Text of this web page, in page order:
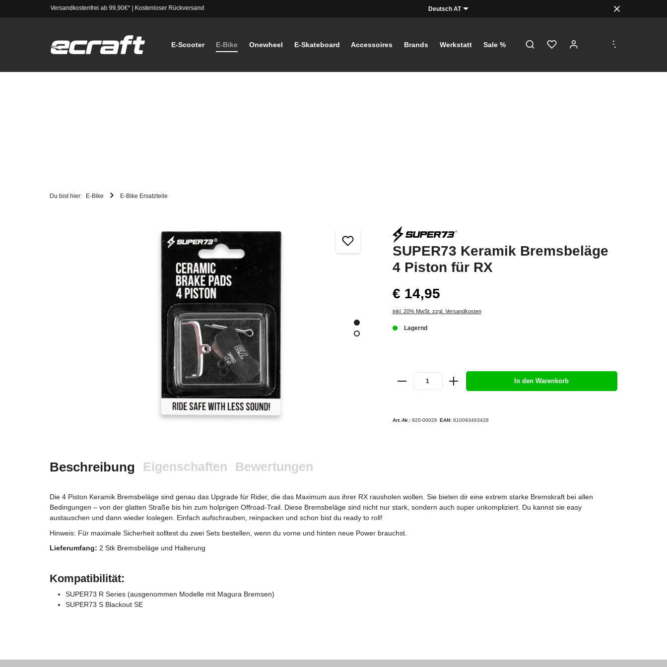
Versandkostenfrei ab 99,90€*| Kostenloser Rückversand Deutsch AT
E-Scooter E-Bike Onewheel E-Skateboard Accessoires Brands Werkstatt Sale %
...
Du bist hier: E-Bike E-Bike Ersatzteile
SUPER73 Keramik Bremsbeläge
4 Piston für RX
€ 14,95
inkl. 20% MwSt. zzgl. Versandkosten
Lagernd
In den Warenkorb
Art.-Nr.: 920-00026 EAN: 810093463428
Beschreibung Eigenschaften Bewertungen
Die 4 Piston Keramik Bremsbeläge sind genau das Upgrade für Rider, die das Maximum aus ihrer RX rausholen wollen. Sie bieten dir eine extrem starke Bremskraft bei allen
Bedingungen – von der glatten Straße bis hin zum holprigen Offroad-Trail. Diese Bremsbeläge sind nicht nur stark, sondern auch super unkompliziert. Du kannst sie easy
austauschen und dann wieder loslegen. Einfach aufschrauben, reinpacken und schon bist du ready to roll!
Hinweis: Für maximale Sicherheit solltest du zwei Sets bestellen, wenn du vorne und hinten neue Power brauchst.
Lieferumfang: 2 Stk Bremsbeläge und Halterung
Kompatibilität:
SUPER73 R Series (ausgenommen Modelle mit Magura Bremsen)
SUPER73 S Blackout SE